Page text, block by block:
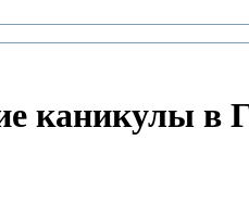
каникулы в